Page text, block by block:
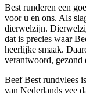
Best runderen een
voor u en ons. Als
dierwelzijn.
dat is precies waar
heerlijke smaak.
verantwoord, gezond
Beef Best rundvlees
van Nederlands vee